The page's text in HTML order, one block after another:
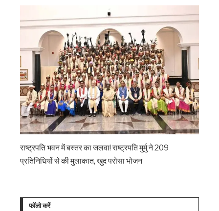
राष्ट्रपति भवन में बस्तर का जलवा! राष्ट्रपति मुर्मु ने 209
प्रतिनिधियों से की मुलाकात, खुद परोसा भोजन
फॉलो करें